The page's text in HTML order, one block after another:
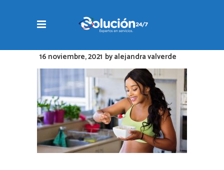
16 noviembre, 2021 byalejandra valverde